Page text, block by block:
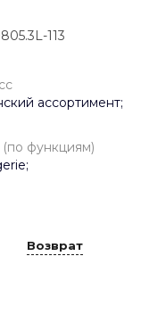
113
ассортимент;
функциям)
Возврат